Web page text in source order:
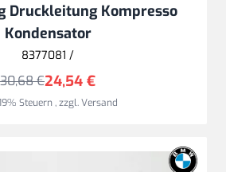
Druckleitung Kompresso
Kondensator
8377081 /
24,54 €
30,68 €
Steuern,zzgl.Versand